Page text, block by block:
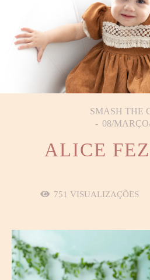
SMASH THE
08/
ALICE
751 VISUALIZAÇÕES